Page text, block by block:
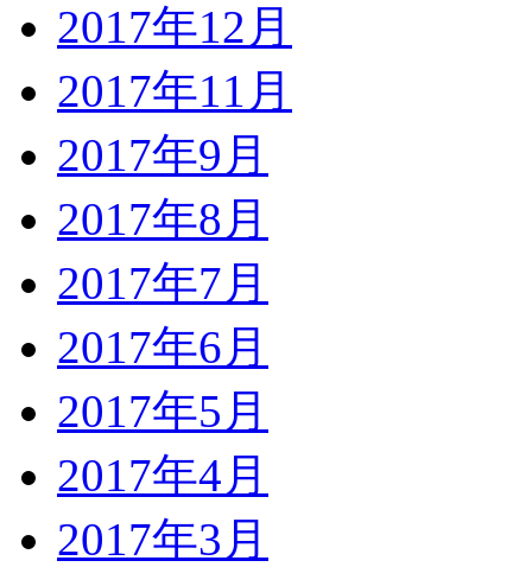
2017年12月
2017年11月
2017年9月
2017年8月
2017年7月
2017年6月
2017年5月
2017年4月
2017年3月